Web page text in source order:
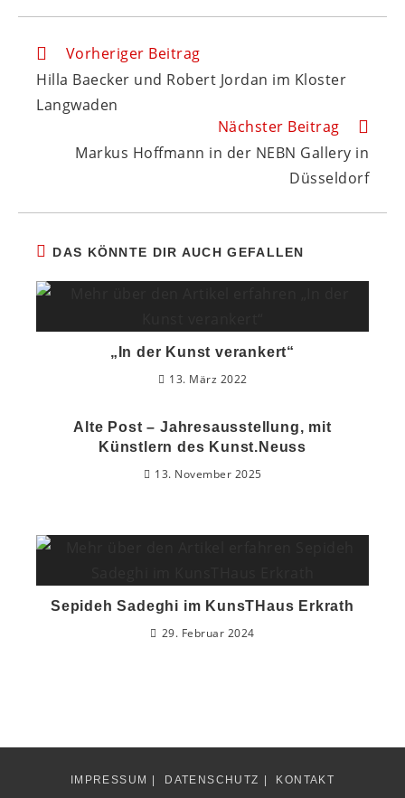
Weitere
ansehen
Vorheriger Beitrag
Hilla Baecker und Robert Jordan im Kloster
Langwaden
Nächster Beitrag
Markus Hoffmann in der NEBN Gallery in
Düsseldorf
DAS KÖNNTE DIR AUCH GEFALLEN
„In der Kunst verankert“
13. März 2022
Alte Post – Jahresausstellung, mit
Künstlern des Kunst.Neuss
13. November 2025
Sepideh Sadeghi im KunsTHaus Erkrath
29. Februar 2024
IMPRESSUM DATENSCHUTZ KONTAKT